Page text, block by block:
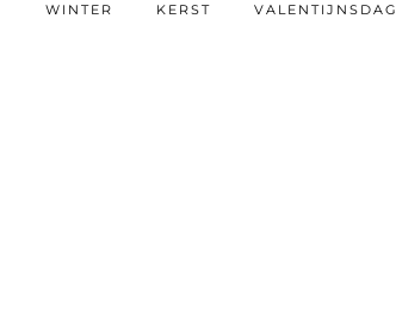
WINTER KERST VALENTIJNSDAG